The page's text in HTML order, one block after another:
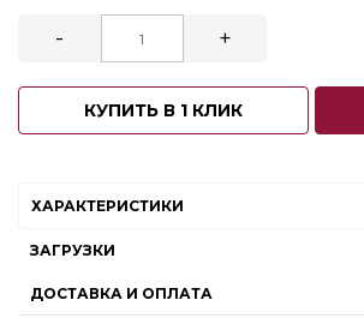
- +
КУПИТЬ В 1 КЛИК
ХАРАКТЕРИСТИКИ
ЗАГРУЗКИ
ДОСТАВКА И ОПЛАТА